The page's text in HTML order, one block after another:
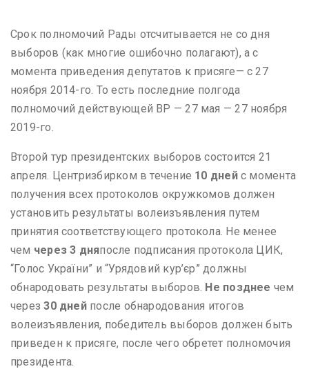
Срок полномочий Рады отсчитывается не со дня
выборов (как многие ошибочно полагают), а с
момента приведения депутатов к присяге— с 27
ноября 2014-го. То есть последние полгода
полномочий действующей ВР — 27 мая — 27 ноября
2019-го.
Второй тур президентских выборов состоится 21
апреля. Центризбирком в течение 10 днейс момента
получения всех протоколов окружкомов должен
установить результаты волеизъявления путем
принятия соответствующего протокола. Не менее
чем через 3 дняпосле подписания протокола ЦИК,
“Голос України” и “Урядовий кур’єр” должны
обнародовать результаты выборов. Не позднее чем
через30 дней после обнародования итогов
волеизъявления, победитель выборов должен быть
приведен к присяге, после чего обретет полномочия
президента.